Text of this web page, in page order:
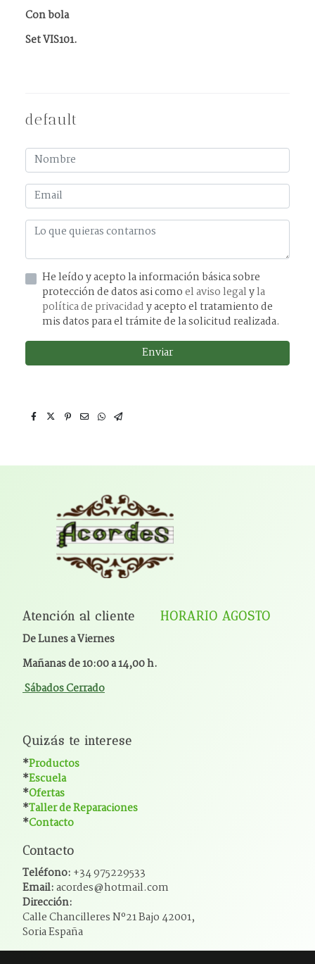
Con bola
Set VIS101.
default
He leído y acepto la información básica sobre
protección de datos asi comoel aviso legalyla
política de privacidady acepto el tratamiento de
mis datos para el trámite de la solicitud realizada.
Enviar
Atención al cliente HORARIO AGOSTO
De Lunes a Viernes
Mañanas de 10:00 a 14,00 h.
Sábados Cerrado
Quizás te interese
*Productos
*Escuela
*Ofertas
*Taller de Reparaciones
*Contacto
Contacto
Teléfono: +34 975229533
Email:acordes@hotmail.com
Dirección:
Calle Chancilleres Nº21 Bajo 42001,
Soria España